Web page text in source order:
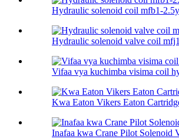
Hydraulic solenoid coil mfb1-
Hydraulic solenoid valve coil
Vifaa vya kuchimba visima coil
Kwa Eaton Vikers Eaton
Inafaa kwa Crane Pilot Solenoid